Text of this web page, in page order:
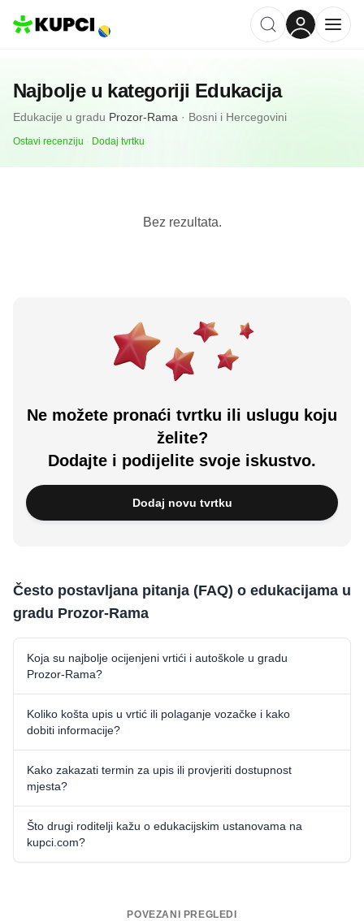
Najbolje u kategoriji Edukacija
Edukacije u gradu Prozor-Rama · Bosni i Hercegovini
Ostavi recenziju Dodaj tvrtku
Bez rezultata.
Ne možete pronaći tvrtku ili uslugu koju
želite?
Dodajte i podijelite svoje iskustvo.
Dodaj novu tvrtku
Često postavljana pitanja (FAQ) o edukacijama u
gradu Prozor-Rama
Koja su najbolje ocijenjeni vrtići i autoškole u gradu
Prozor-Rama?
Koliko košta upis u vrtić ili polaganje vozačke i kako
dobiti informacije?
Kako zakazati termin za upis ili provjeriti dostupnost
mjesta?
Što drugi roditelji kažu o edukacijskim ustanovama na
kupci.com?
POVEZANI PREGLEDI